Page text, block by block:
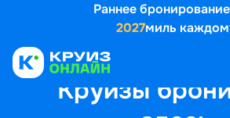
Раннее бронирование
2027миль
Круизы